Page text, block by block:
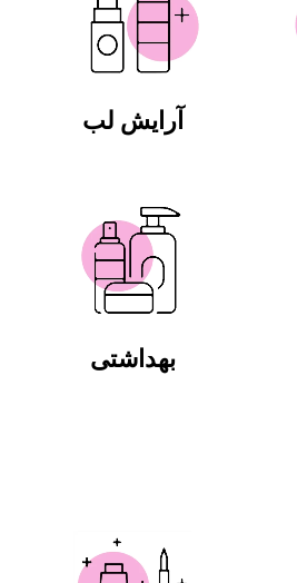
آرایش لب
بهداشتی